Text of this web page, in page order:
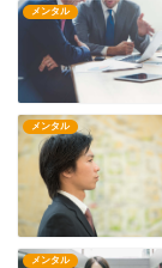
メンタル
メンタル
メンタル